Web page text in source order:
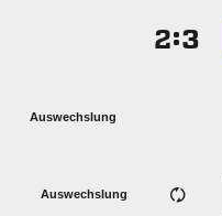
:
Auswechslung
Auswechslung